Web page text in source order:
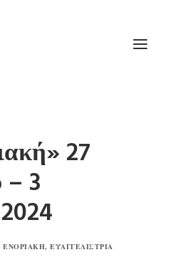
27
3
ΕΝΟΡΙΑΚΉ, ΕΥΑΓΓΕΛΊΣΤΡΙΑ